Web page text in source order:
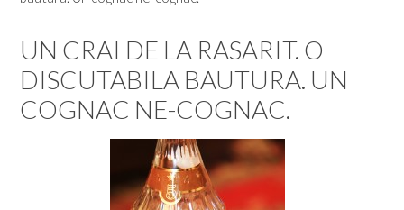
UN CRAI DE LA RASARIT. O
DISCUTABILA BAUTURA. UN
COGNAC NE-COGNAC.